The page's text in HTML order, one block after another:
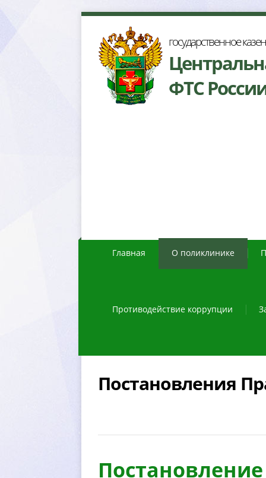
осударственное
ФТС
Главная О поликлинике
Противодействие коррупции
Постановления